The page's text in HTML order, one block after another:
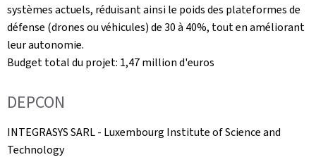
systèmes actuels, réduisant ainsi le poids des plateformes de
défense (drones ou véhicules) de 30 à 40%, tout en améliorant
leur autonomie.
Budget total du projet: 1,47 million d'euros
DEPCON
INTEGRASYS SARL - Luxembourg Institute of Science and
Technology